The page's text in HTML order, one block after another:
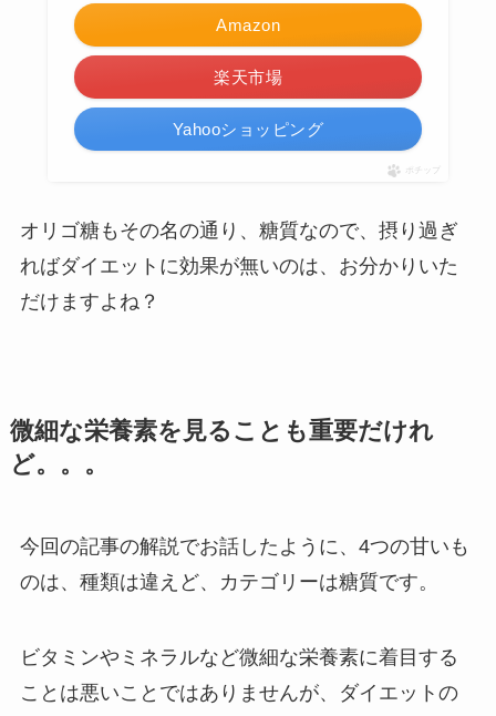
Amazon
楽天市場
Yahooショッピング
ポチップ
オリゴ糖もその名の通り、糖質なので、摂り過ぎ
ればダイエットに効果が無いのは、お分かりいた
だけますよね？
微細な栄養素を見ることも重要だけれ
ど。。。
今回の記事の解説でお話したように、4つの甘いも
のは、種類は違えど、カテゴリーは糖質です。
ビタミンやミネラルなど微細な栄養素に着目する
ことは悪いことではありませんが、ダイエットの